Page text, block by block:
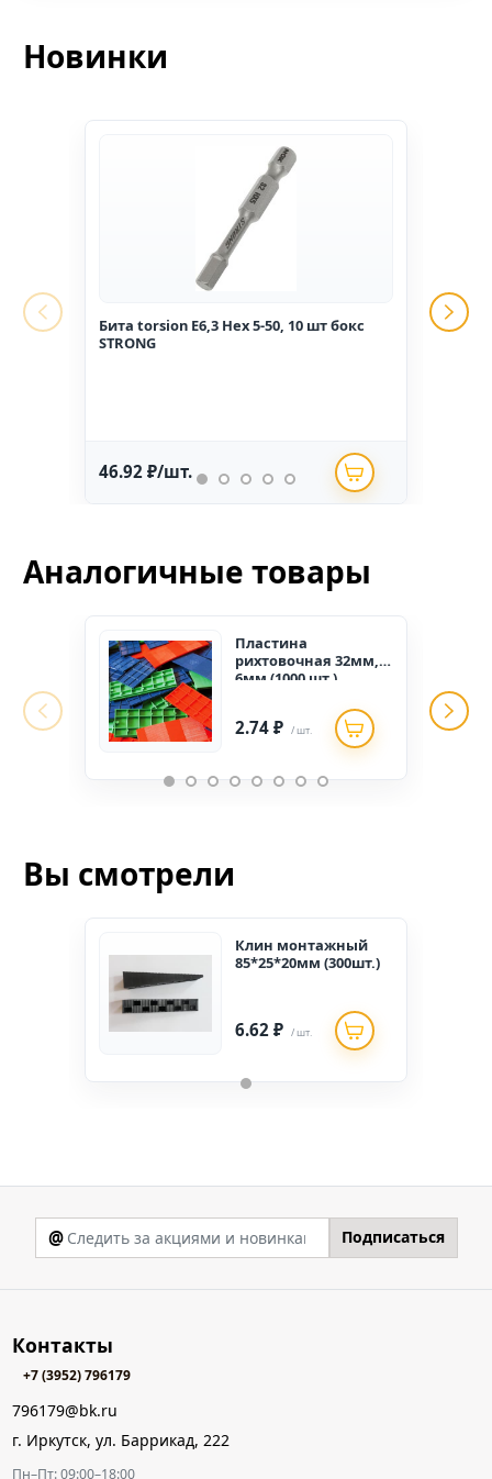
Новинки
Бита torsion E6,3 Hex 5-50, 10 шт бокс
STRONG
46.92 ₽/шт.
Аналогичные товары
Пластина
рихтовочная 32мм,
6мм (1000 шт.)
2.74 ₽ / шт.
Вы смотрели
Клин монтажный
85*25*20мм (300шт.)
6.62 ₽ / шт.
@ Подписаться
Контакты
+7 (3952) 796179
796179@bk.ru
г. Иркутск, ул. Баррикад, 222
Пн–Пт: 09:00–18:00